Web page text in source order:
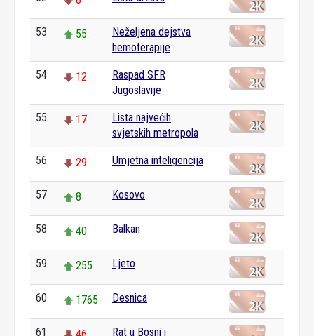
53 55
Neželjena dejstva
hemoterapije
54 12
Raspad SFR
Jugoslavije
55 17
Lista najvećih
svjetskih metropola
56 29 Umjetna inteligencija
57 8 Kosovo
58 40 Balkan
59 255 Ljeto
60 1765 Desnica
61
Rat u Bosni i